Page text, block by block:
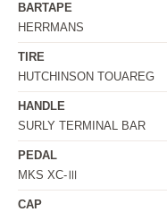
BARTAPE
HERRMANS
TIRE
HUTCHINSON TOUAREG
HANDLE
SURLY TERMINAL BAR
PEDAL
MKS XC-Ⅲ
CAP